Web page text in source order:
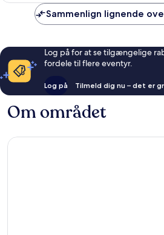
Sammenlign lignende
Log på for at se tilgængelige
fordele til flere eventyr.
Log på Tilmeld dig nu – det er
Om området